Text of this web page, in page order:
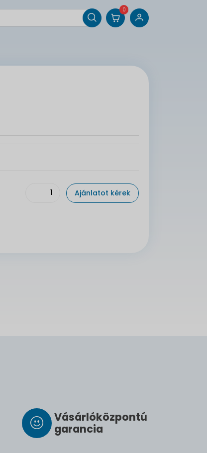
0
Ajánlatot kérek
Vásárló­köz­pontú
ga­ran­cia